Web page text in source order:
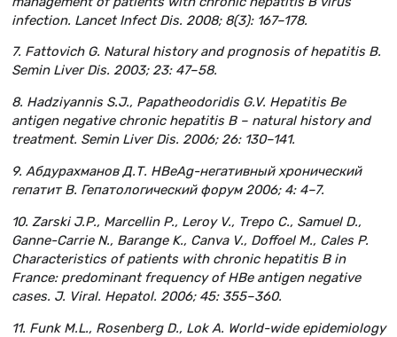
infection. Lancet Infect Dis. 2008; 8(3): 167–178.
7. Fattovich G. Natural history and prognosis of hepatitis B.
Semin Liver Dis. 2003; 23: 47–58.
8. Hadziyannis S.J., Papatheodoridis G.V. Hepatitis Be
antigen negative chronic hepatitis B – natural history and
treatment. Semin Liver Dis. 2006; 26: 130–141.
9. Абдурахманов Д.Т. HBeAg-негативный хронический
гепатит В. Гепатологический форум 2006; 4: 4–7.
10. Zarski J.P., Marcellin P., Leroy V., Trepo C., Samuel D.,
Ganne-Carrie N., Barange K., Canva V., Doffoel M., Cales P.
Characteristics of patients with chronic hepatitis B in
France: predominant frequency of HBe antigen negative
cases. J. Viral. Hepatol. 2006; 45: 355–360.
11. Funk M.L., Rosenberg D., Lok A. World-wide epidemiology